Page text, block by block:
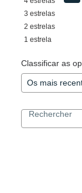
3 estrelas
2 estrelas
1 estrela
Classificar as